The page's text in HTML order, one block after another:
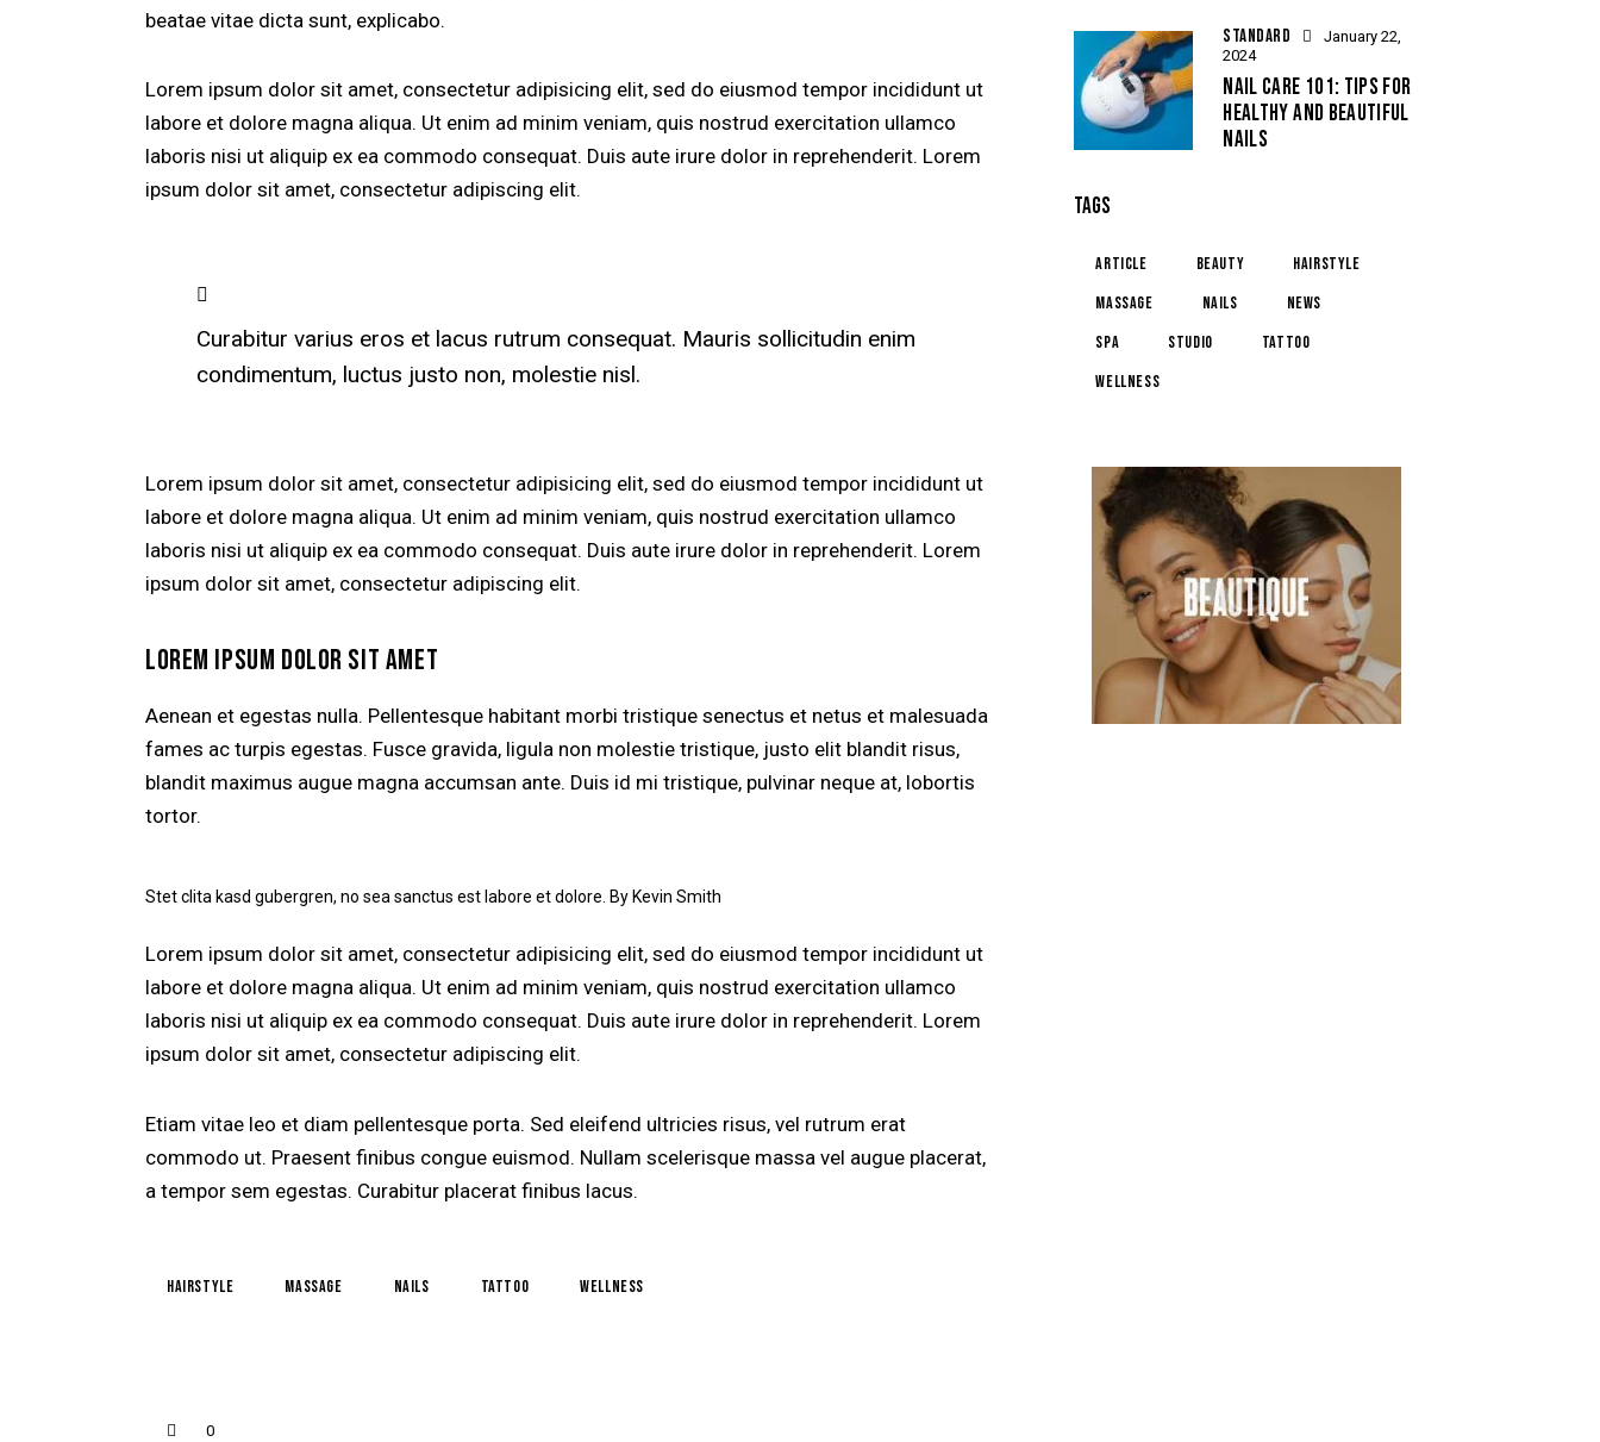
beatae vitae dicta sunt, explicabo.
Lorem ipsum dolor sit amet, consectetur adipisicing elit, sed do eiusmod tempor incididunt ut
labore et dolore magna aliqua. Ut enim ad minim veniam, quis nostrud exercitation ullamco
laboris nisi ut aliquip ex ea commodo consequat. Duis aute irure dolor in reprehenderit. Lorem
ipsum dolor sit amet, consectetur adipiscing elit.
Curabitur varius eros et lacus rutrum consequat. Mauris sollicitudin enim
condimentum, luctus justo non, molestie nisl.
Lorem ipsum dolor sit amet, consectetur adipisicing elit, sed do eiusmod tempor incididunt ut
labore et dolore magna aliqua. Ut enim ad minim veniam, quis nostrud exercitation ullamco
laboris nisi ut aliquip ex ea commodo consequat. Duis aute irure dolor in reprehenderit. Lorem
ipsum dolor sit amet, consectetur adipiscing elit.
LOREM IPSUM DOLOR SIT AMET
Aenean et egestas nulla. Pellentesque habitant morbi tristique senectus et netus et malesuada
fames ac turpis egestas. Fusce gravida, ligula non molestie tristique, justo elit blandit risus,
blandit maximus augue magna accumsan ante. Duis id mi tristique, pulvinar neque at, lobortis
tortor.
Stet clita kasd gubergren, no sea sanctus est labore et dolore. By Kevin Smith
Lorem ipsum dolor sit amet, consectetur adipisicing elit, sed do eiusmod tempor incididunt ut
labore et dolore magna aliqua. Ut enim ad minim veniam, quis nostrud exercitation ullamco
laboris nisi ut aliquip ex ea commodo consequat. Duis aute irure dolor in reprehenderit. Lorem
ipsum dolor sit amet, consectetur adipiscing elit.
Etiam vitae leo et diam pellentesque porta. Sed eleifend ultricies risus, vel rutrum erat
commodo ut. Praesent finibus congue euismod. Nullam scelerisque massa vel augue placerat,
a tempor sem egestas. Curabitur placerat finibus lacus.
hairstyle massage nails tattoo wellness
0
STANDARD
January 22,
2024
NAIL CARE 101: TIPS FOR
HEALTHY AND BEAUTIFUL
NAILS
TAGS
article beauty
hairstyle
massage
nails
news
spa
studio
tattoo
wellness